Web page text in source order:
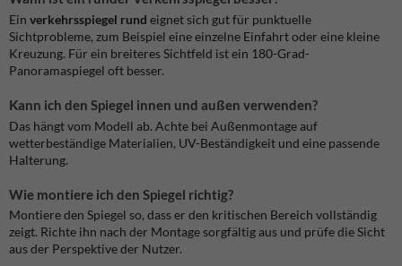
Ein verkehrsspiegel rund eignet sich gut für punktuelle
Sichtprobleme, zum Beispiel eine einzelne Einfahrt oder eine kleine
Kreuzung. Für ein breiteres Sichtfeld ist ein 180-Grad-
Panoramaspiegel oft besser.
Kann ich den Spiegel innen und außen verwenden?
Das hängt vom Modell ab. Achte bei Außenmontage auf
wetterbeständige Materialien, UV-Beständigkeit und eine passende
Halterung.
Wie montiere ich den Spiegel richtig?
Montiere den Spiegel so, dass er den kritischen Bereich vollständig
zeigt. Richte ihn nach der Montage sorgfältig aus und prüfe die Sicht
aus der Perspektive der Nutzer.